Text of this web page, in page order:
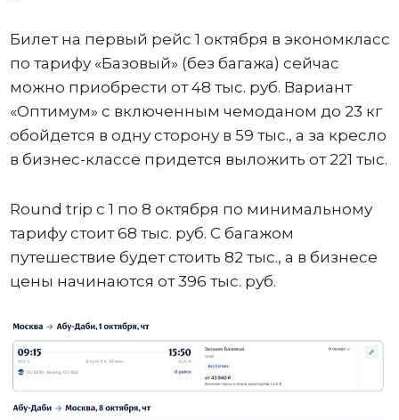
Билет на первый рейс 1 октября в экономкласс
по тарифу «Базовый» (без багажа) сейчас
можно приобрести от 48 тыс. руб. Вариант
«Оптимум» с включенным чемоданом до 23 кг
обойдется в одну сторону в 59 тыс., а за кресло
в бизнес-классе придется выложить от 221 тыс.
Round trip с 1 по 8 октября по минимальному
тарифу стоит 68 тыс. руб. С багажом
путешествие будет стоить 82 тыс., а в бизнесе
цены начинаются от 396 тыс. руб.